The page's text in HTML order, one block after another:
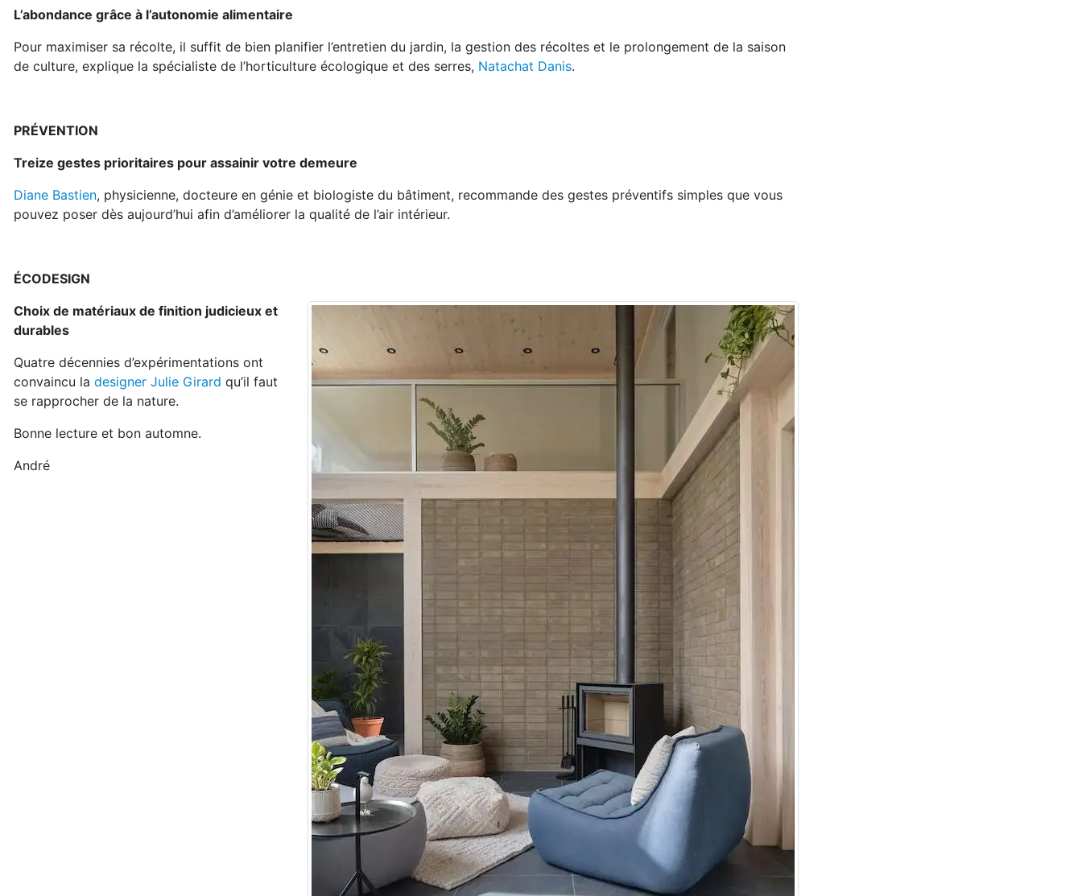
L’abondance grâce à l’autonomie alimentaire
Pour maximiser sa récolte, il suffit de bien planifier l’entretien du jardin, la gestion des récoltes et le prolongement de la saison
de culture, explique la spécialiste de l’horticulture écologique et des serres, Natachat Danis.
PRÉVENTION
Treize gestes prioritaires pour assainir votre demeure
Diane Bastien, physicienne, docteure en génie et biologiste du bâtiment, recommande des gestes préventifs simples que vous
pouvez poser dès aujourd’hui afin d’améliorer la qualité de l’air intérieur.
ÉCODESIGN
Choix de matériaux de finition judicieux et
durables
Quatre décennies d’expérimentations ont
convaincu la designer Julie Girard qu’il faut
se rapprocher de la nature.
Bonne lecture et bon automne.
André